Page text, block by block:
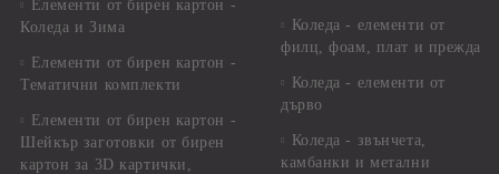
Елементи от бирен картон -
Коледа и Зима
Елементи от бирен картон -
Тематични комплекти
Елементи от бирен картон -
Шейкър заготовки от бирен
картон за 3D картички,
Коледа - елементи от
филц, фоам, плат и прежда
Коледа - елементи от
дърво
Коледа - звънчета,
камбанки и метални